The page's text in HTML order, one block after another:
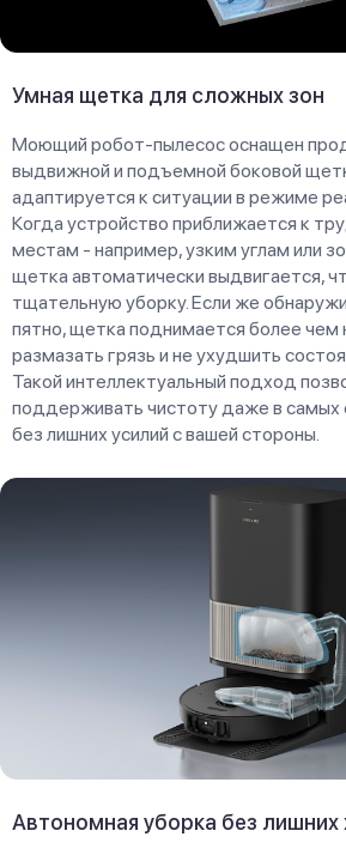
Умная щетка для сложных зон
Моющий робот-пылесос оснащен
выдвижной и подъемной боковой
адаптируется к ситуации в режиме
Когда устройство приближается к
местам - например, узким углам или
щетка автоматически выдвигается,
тщательную уборку. Если же
пятно, щетка поднимается более чем
размазать грязь и не ухудшить
Такой интеллектуальный подход
поддерживать чистоту даже в самых
без лишних усилий с вашей стороны.
Автономная уборка без лишних